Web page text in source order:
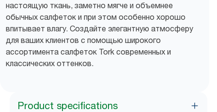
настоящую ткань, заметно мягче и объемнее
обычных салфеток и при этом особенно хорошо
впитывает влагу. Создайте элегантную атмосферу
для ваших клиентов с помощью широкого
ассортимента салфеток Tork современных и
классических оттенков.
Product specifications